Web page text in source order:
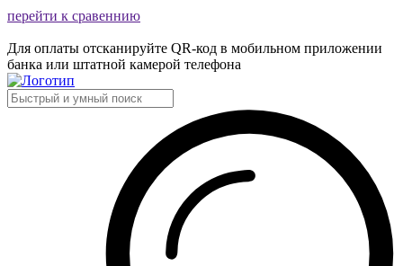
перейти к сравеннию
Для оплаты отсканируйте QR-код в мобильном приложении
банка или штатной камерой телефона